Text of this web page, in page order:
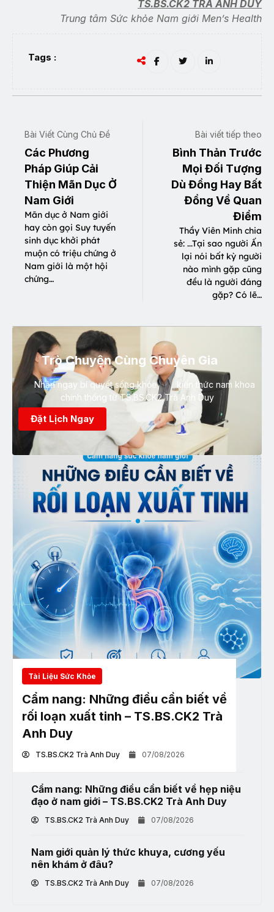
TS.BS.CK2 TRÀ ANH DUY
Trung tâm Sức khỏe Nam giới Men’s Health
Tags :
Bài Viết Cùng Chủ Đề
Các Phương
Pháp Giúp Cải
Thiện Mãn Dục Ở
Nam Giới
Mãn dục ở Nam giới
hay còn gọi Suy tuyến
sinh dục khởi phát
muộn có triệu chứng ở
Nam giới là một hội
chứng…
Bài viết tiếp theo
Bình Thản Trước
Mọi Đối Tượng
Dù Đồng Hay Bất
Đồng Về Quan
Điểm
Thầy Viên Minh chia
sẻ: ...Tại sao người Ấn
lại nói bất kỳ người
nào mình gặp cũng
đều là người đáng
gặp? Có lẽ…
Trò Chuyện Cùng Chuyên Gia
Nhận ngay bí quyết sống khỏe, kiến thức nam khoa
chính thống từ TS.BS.CK2 Trà Anh Duy
Đặt Lịch Ngay
Tài Liệu Sức Khỏe
Cẩm nang: Những điều cần biết về
rối loạn xuất tinh – TS.BS.CK2 Trà
Anh Duy
TS.BS.CK2 Trà Anh Duy 07/08/2026
Cẩm nang: Những điều cần biết về hẹp niệu
đạo ở nam giới – TS.BS.CK2 Trà Anh Duy
TS.BS.CK2 Trà Anh Duy 07/08/2026
Nam giới quản lý thức khuya, cương yếu
nên khám ở đâu?
TS.BS.CK2 Trà Anh Duy 07/08/2026